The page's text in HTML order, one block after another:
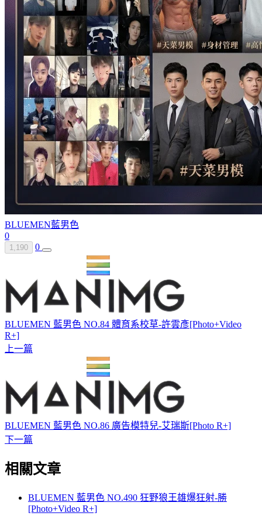
BLUEMEN藍男色
0
1,190 0
BLUEMEN 藍男色 NO.84 體育系校草-許雲彥[Photo+Video
R+]
上一篇
BLUEMEN 藍男色 NO.86 廣告模特兒-艾瑞斯[Photo R+]
下一篇
相關文章
BLUEMEN 藍男色 NO.490 狂野狼王雄爆狂射-勝
[Photo+Video R+]